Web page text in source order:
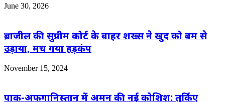
June 30, 2026
ब्राजील की सुप्रीम कोर्ट के बाहर शख्स ने खुद को बम से
उड़ाया, मच गया हड़कंप
November 15, 2024
पाक-अफगानिस्तान में अमन की नई कोशिश: तुर्किए